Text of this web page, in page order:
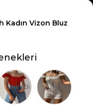
Kadın Vizon Bluz
Tükendi Tükendi